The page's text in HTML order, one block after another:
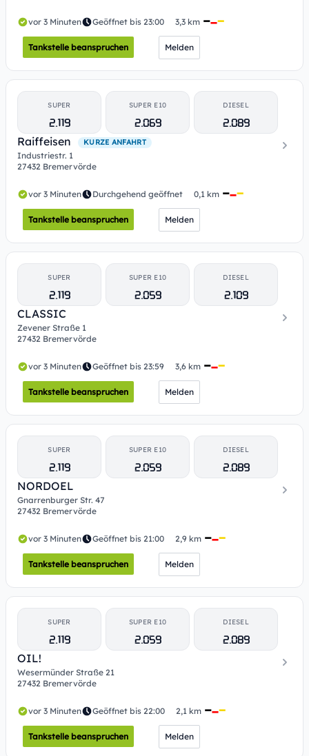
vor 3 Minuten Geöffnet bis 23:00 3,3 km
Tankstelle beanspruchen Melden
SUPER
2.119
SUPER E10
2.069
DIESEL
2.089
Raiffeisen
KURZE ANFAHRT
Industriestr. 1
27432 Bremervörde
vor 3 Minuten Durchgehend geöffnet 0,1 km
Tankstelle beanspruchen Melden
SUPER
2.119
SUPER E10
2.059
DIESEL
2.109
CLASSIC
Zevener Straße 1
27432 Bremervörde
vor 3 Minuten Geöffnet bis 23:59 3,6 km
Tankstelle beanspruchen Melden
SUPER
2.119
SUPER E10
2.059
DIESEL
2.089
NORDOEL
Gnarrenburger Str. 47
27432 Bremervörde
vor 3 Minuten Geöffnet bis 21:00 2,9 km
Tankstelle beanspruchen Melden
SUPER
2.119
SUPER E10
2.059
DIESEL
2.089
OIL!
Wesermünder Straße 21
27432 Bremervörde
vor 3 Minuten Geöffnet bis 22:00 2,1 km
Tankstelle beanspruchen Melden